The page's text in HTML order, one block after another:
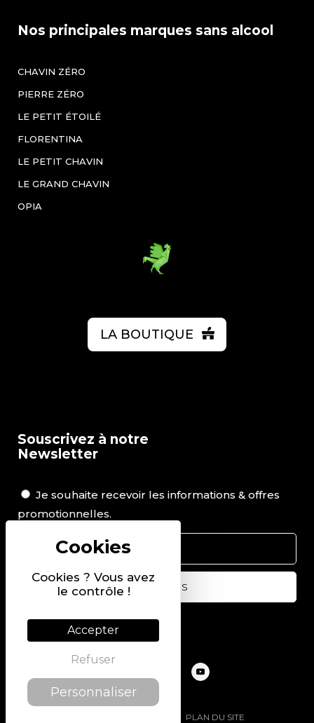
Cookies ? Vous avez
le contrôle !
Accepter
Refuser
Personnaliser
Nos principales marques sans alcool
CHAVIN ZÉRO
PIERRE ZÉRO
LE PETIT ÉTOILÉ
FLORENTINA
LE PETIT CHAVIN
LE GRAND CHAVIN
OPIA
LA BOUTIQUE
Souscrivez à notre
Newsletter
Je souhaite recevoir les informations & offres
promotionnelles.
Suivez-nous sur
PLAN DU SITE